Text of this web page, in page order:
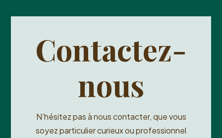
Contactez-
nous
N’hésitez pas à nous contacter, que vous
soyez particulier curieux ou professionnel